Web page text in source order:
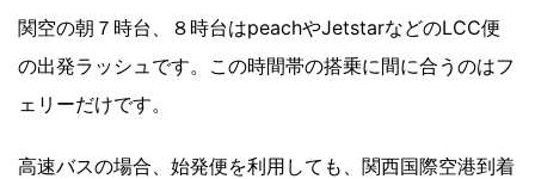
関空の朝７時台、８時台はpeachやJetstarなどのLCC便
の出発ラッシュです。この時間帯の搭乗に間に合うのはフ
ェリーだけです。
高速バスの場合、始発便を利用しても、関西国際空港到着